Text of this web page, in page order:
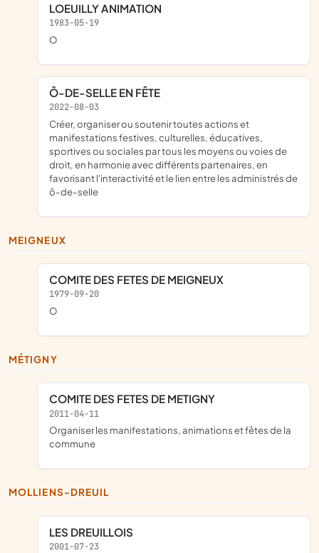
LOEUILLY ANIMATION
1983-05-19
o
Ô-DE-SELLE EN FÊTE
2022-08-03
créer, organiser ou soutenir toutes actions et
manifestations festives, culturelles, éducatives,
sportives ou sociales par tous les moyens ou voies de
droit, en harmonie avec différents partenaires, en
favorisant l'interactivité et le lien entre les administrés de
ô-de-selle
MEIGNEUX
COMITE DES FETES DE MEIGNEUX
1979-09-20
o
MÉTIGNY
COMITE DES FETES DE METIGNY
2011-04-11
organiser les manifestations, animations et fêtes de la
commune
MOLLIENS-DREUIL
LES DREUILLOIS
2001-07-23